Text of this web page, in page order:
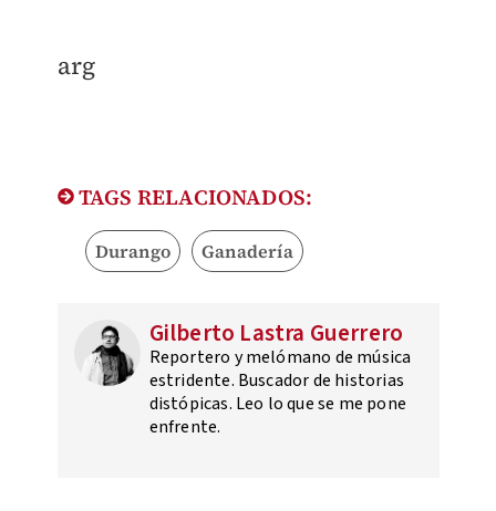
arg
TAGS RELACIONADOS:
Durango Ganadería
Gilberto Lastra Guerrero
Reportero y melómano de música
estridente. Buscador de historias
distópicas. Leo lo que se me pone
enfrente.